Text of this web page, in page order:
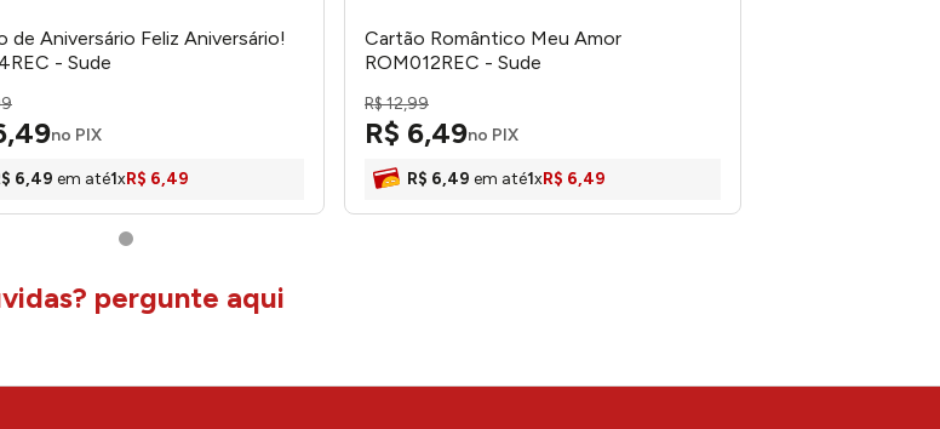
de Aniversário Feliz Aniversário!
- Sude
,49no PIX
6,49 em até1xR$ 6,49
Cartão Romântico Meu Amor
ROM012REC - Sude
R$12,99
R$ 6,49no PIX
R$ 6,49 em até1xR$ 6,49
pergunte aqui